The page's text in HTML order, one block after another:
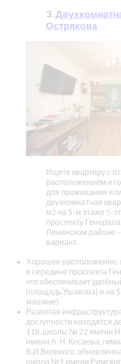
3.
Острякова
Ищете квартиру с
расположением и
для проживания
двухкомнатная
м2 на 5-м этаже 5-
проспекту
Ленинском районе
вариант.
Хорошее расположение:
в середине проспекта
что обеспечивает
(площадь Ушакова) и на
машине).
Развитая
доступности находятся
118, школы № 22 имени
имени А. Н. Кесаева,
В.И.Великого,
школа №1 имени